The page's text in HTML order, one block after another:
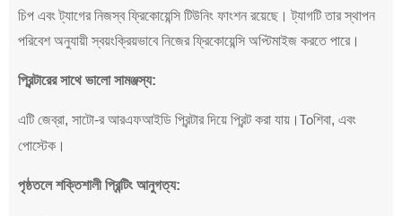
চিপ এবং ট্যাগের নিজস্ব ফ্রিকোয়েন্সি টিউনিং ফাংশন রয়েছে। ট্যাগটি তার স্থাপন
পরিবেশ অনুযায়ী স্বয়ংক্রিয়ভাবে নিজের ফ্রিকোয়েন্সি অপ্টিমাইজ করতে পারে।
প্রিন্টারের সাথে ভালো সামঞ্জস্য:
এটি জেব্রা, সাটো-র আরএফআইডি প্রিন্টার দিয়ে প্রিন্ট করা যায়। Toশিবা, এবং
পোস্টেক।
পৃষ্ঠতলে শক্তিশালী প্রিন্টিং আনুগত্য: